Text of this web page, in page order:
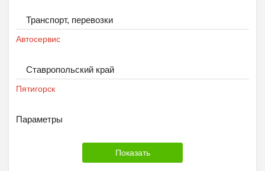
Транспорт, перевозки
Автосервис
Ставропольский край
Пятигорск
Параметры